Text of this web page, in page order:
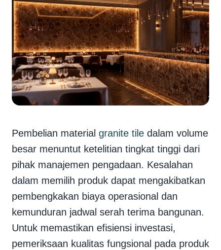
Pembelian material granite tile dalam volume
besar menuntut ketelitian tingkat tinggi dari
pihak manajemen pengadaan. Kesalahan
dalam memilih produk dapat mengakibatkan
pembengkakan biaya operasional dan
kemunduran jadwal serah terima bangunan.
Untuk memastikan efisiensi investasi,
pemeriksaan kualitas fungsional pada produk